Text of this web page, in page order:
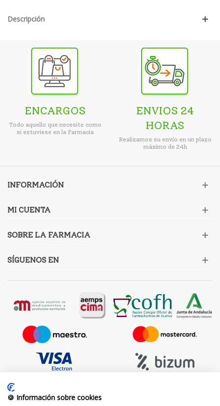
Descripción
ENCARGOS
Todo aquello que necesite como
si estuviese en la Farmacia
ENVIOS 24
HORAS
Realizamos su envío en un plazo
máximo de 24h
INFORMACIÓN
MI CUENTA
SOBRE LA FARMACIA
SÍGUENOS EN
🍪 Información sobre cookies